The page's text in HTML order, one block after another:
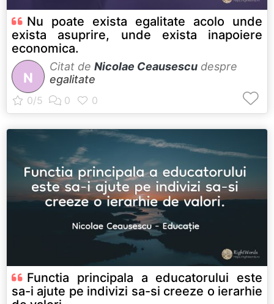
Nu poate exista egalitate acolo unde
exista asuprire, unde exista inapoiere
economica.
N
Citat de Nicolae Ceausescu despre
egalitate
Functia principala a educatorului este
sa-i ajute pe indivizi sa-si creeze o ierarhie